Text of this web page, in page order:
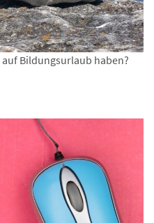
auf Bildungsurlaub haben?